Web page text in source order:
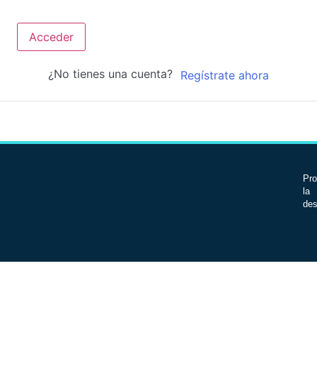
Acceder
¿No tienes una cuenta? Regístrate ahora
la